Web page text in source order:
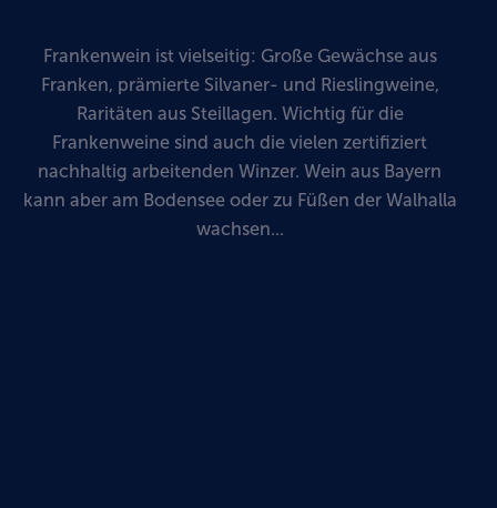
Frankenwein ist vielseitig: Große Gewächse aus
Franken, prämierte Silvaner- und Rieslingweine,
Raritäten aus Steillagen. Wichtig für die
Frankenweine sind auch die vielen zertifiziert
nachhaltig arbeitenden Winzer. Wein aus Bayern
kann aber am Bodensee oder zu Füßen der Walhalla
wachsen...